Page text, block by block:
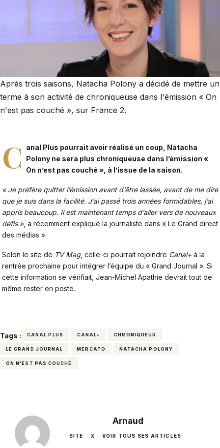
Après trois saisons, Natacha Polony a décidé de mettre un
terme à son activité de chroniqueuse dans l'émission « On
n'est pas couché », sur France 2.
C
anal Plus pourrait avoir réalisé un coup, Natacha
Polony ne sera plus chroniqueuse dans l’émission «
On n’est pas couché », à l’issue de la saison.
« Je préfère quitter l’émission avant d’être lassée, avant de me dire
que je suis dans la facilité. J’ai passé trois années formidables, j’ai
appris beaucoup. Il est maintenant temps d’aller vers de nouveaux
défis », a récemment expliqué la journaliste dans « Le Grand direct
des médias ».
Selon le site de TV Mag, celle-ci pourrait rejoindre Canal+ à la
rentrée prochaine pour intégrer l’équipe du « Grand Journal ». Si
cette information se vérifiait, Jean-Michel Apathie devrait tout de
même rester en poste.
Tags : CANAL PLUS CANAL+ CHRONIQUEUR
LE GRAND JOURNAL MERCATO NATACHA POLONY
ON N'EST PAS COUCHÉ
Arnaud
SITE X VOIR TOUS SES ARTICLES